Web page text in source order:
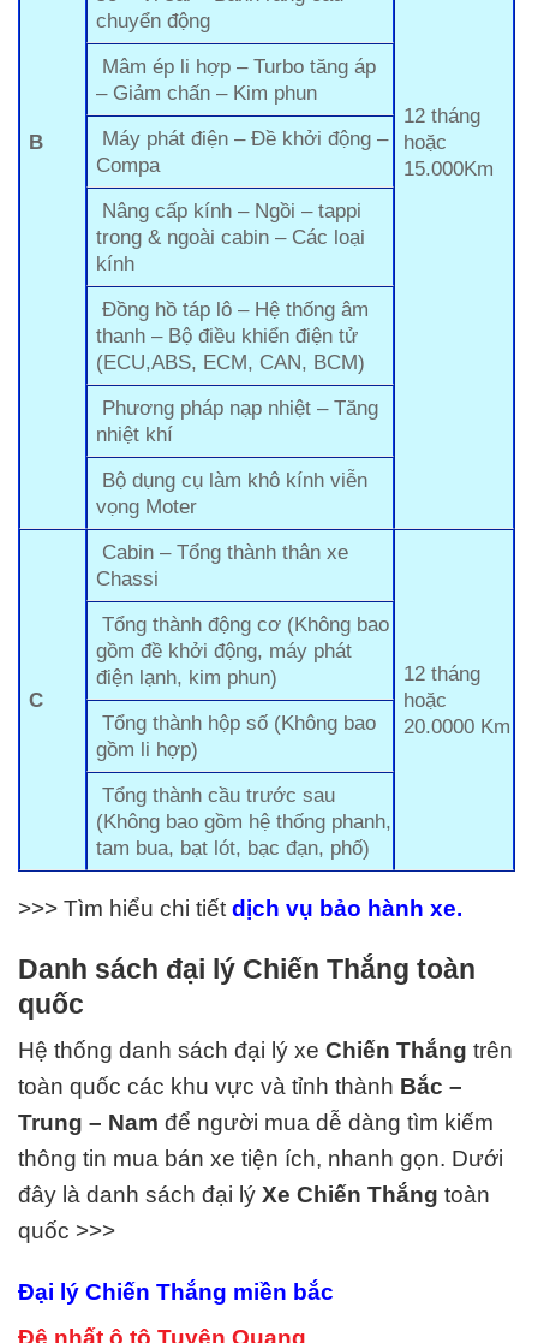
B
12 tháng
hoặc
15.000Km
chuyển động
Mâm ép li hợp – Turbo tăng áp
– Giảm chấn – Kim phun
Máy phát điện – Đề khởi động –
Compa
Nâng cấp kính – Ngồi – tappi
trong & ngoài cabin – Các loại
kính
Đồng hồ táp lô – Hệ thống âm
thanh – Bộ điều khiển điện tử
(ECU,ABS, ECM, CAN, BCM)
Phương pháp nạp nhiệt – Tăng
nhiệt khí
Bộ dụng cụ làm khô kính viễn
vọng Moter
C
Cabin – Tổng thành thân xe
Chassi
12 tháng
hoặc
20.0000 Km
Tổng thành động cơ (Không bao
gồm đề khởi động, máy phát
điện lạnh, kim phun)
Tổng thành hộp số (Không bao
gồm li hợp)
Tổng thành cầu trước sau
(Không bao gồm hệ thống phanh,
tam bua, bạt lót, bạc đạn, phố)
>>> Tìm hiểu chi tiết dịch vụ bảo hành xe.
Danh sách đại lý Chiến Thắng toàn
quốc
Hệ thống danh sách đại lý xe Chiến Thắng trên
toàn quốc các khu vực và tỉnh thành Bắc –
Trung – Nam để người mua dễ dàng tìm kiếm
thông tin mua bán xe tiện ích, nhanh gọn. Dưới
đây là danh sách đại lý Xe Chiến Thắng toàn
quốc >>>
Đại lý Chiến Thắng miền bắc
Đệ nhất ô tô Tuyên Quang